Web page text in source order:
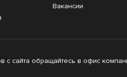
Вакансии
сайта обращайтесь в офис